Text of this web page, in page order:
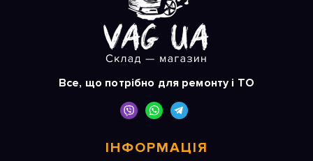
Все, що потрібно для ремонту і ТО
ІНФОРМАЦІЯ